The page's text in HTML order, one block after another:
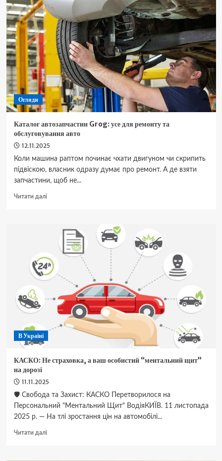
офіційні
та
перевірені
автозапчастини:
що
пропонує
компанія
Огляди
Каталог автозапчастин Grog: усе для ремонту та
обслуговування авто
12.11.2025
Коли машина раптом починає чхати двигуном чи скрипить
підвіскою, власник одразу думає про ремонт. А де взяти
запчастини, щоб не...
Читати даліДокладніше
ремонту
та
обслуговування
В Україні
КАСКО: Не страховка, а ваш особистий “ментальний щит”
на дорозі
11.11.2025
🛡️ Свобода та Захист: КАСКО Перетворилося на
Персональний "Ментальний Щит" ВодіяКИЇВ. 11 листопада
2025 р. — На тлі зростання цін на автомобілі...
Читати даліДокладніше
Не